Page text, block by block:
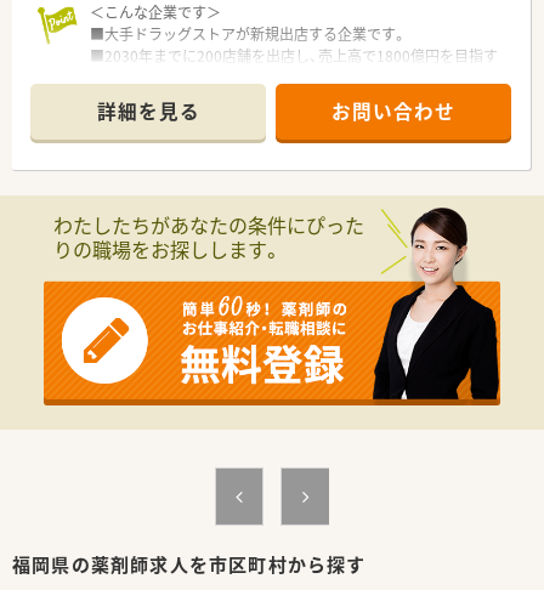
【こんな方が活躍中】
■新規出店という変化の多い環境を楽しみながら、店舗のルール
作りや運営に主体的に関わっている前向きな薬剤師が活躍して
います。
■調剤だけでなくOTCの知識も深めたいという意欲的な薬剤師
が、大手ドラッグストアのノウハウを吸収しながら現場で輝いて
います。
■在宅医療やかかりつけ薬剤師の取得を通じて、地域住民の健康
を支えることに強いやりがいを感じる方が多く在籍していま
す。
＜こんな企業です＞
■大手ドラッグストアが新規出店する企業です。
■2030年までに200店舗を出店し、売上高で1800億円を目指す
■全店、新規出店なので薬局の立ち上げを経験する事が可能で
す。
■店舗数の増加に応じてポジションも増加するので昇格の機会
が多い企業です。
■調剤、OTC業務のどちらにも関わる事ができる職場です。
詳細を見る お問い合わせ
わたしたちがあなたの条件にぴった
りの職場をお探しします。
福岡県の薬剤師求人を市区町村から探す